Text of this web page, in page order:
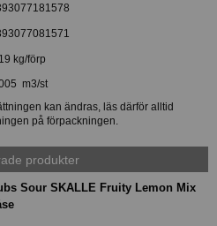
kg/förp
m3/st
kan ändras, läs därför alltid
på förpackningen.
produkter
Sour SKALLE Fruity Lemon Mix